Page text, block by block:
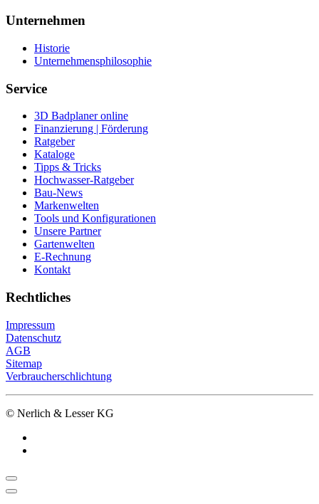
Unternehmen
Historie
Unternehmensphilosophie
Service
3D Badplaner online
Finanzierung | Förderung
Ratgeber
Kataloge
Tipps & Tricks
Hochwasser-Ratgeber
Bau-News
Markenwelten
Tools und Konfigurationen
Unsere Partner
Gartenwelten
E-Rechnung
Kontakt
Rechtliches
Impressum
Datenschutz
AGB
Sitemap
Verbraucherschlichtung
© Nerlich & Lesser KG